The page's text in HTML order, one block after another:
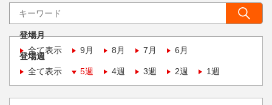
登場月
全て表示
9月 8月 7月 6月
登場週
全て表示
5週 4週 3週 2週 1週